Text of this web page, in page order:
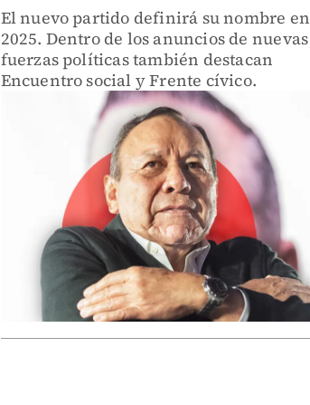
El nuevo partido definirá su nombre en
2025. Dentro de los anuncios de nuevas
fuerzas políticas también destacan
Encuentro social y Frente cívico.